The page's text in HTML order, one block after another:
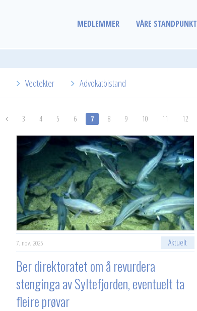
MEDLEMMER VÅRE STANDPUNKT
Vedtekter Advokatbistand
3 4 5 6 7 8 9 10 11 12
7. nov. 2025 Aktuelt
Ber direktoratet om å revurdera
stenginga av Syltefjorden, eventuelt ta
fleire prøvar